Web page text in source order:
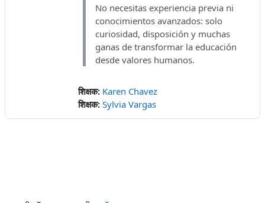
No necesitas experiencia previa ni
conocimientos avanzados: solo
curiosidad, disposición y muchas
ganas de transformar la educación
desde valores humanos.
शिक्षक: Karen Chavez
शिक्षक: Sylvia Vargas